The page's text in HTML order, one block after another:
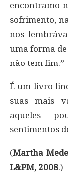
sofrimento,
nos
uma forma
não tem fim.”
É um livro
suas mais
aqueles —
sentimentos
(Martha
L&PM, 2008.)